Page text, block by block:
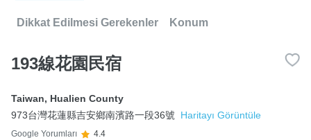
Dikkat Edilmesi Gerekenler Konum
193線花園民宿
Taiwan, Hualien County
973台灣花蓮縣吉安鄉南濱路一段36號
Haritayı Görüntüle
Google Yorumları
4.4